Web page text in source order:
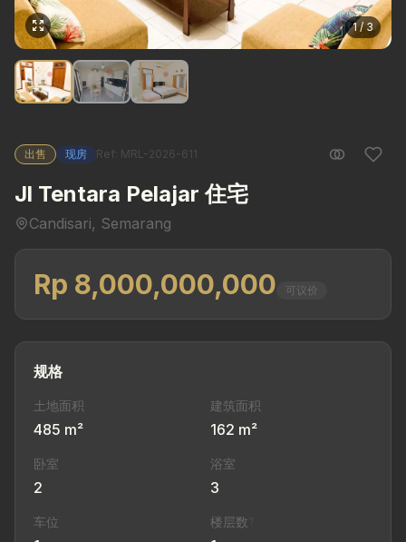
1 / 3
出售 现房 Ref: MRL-2026-611
Jl Tentara Pelajar 住宅
Candisari, Semarang
Rp 8,000,000,000 可议价
规格
土地面积
485 m²
建筑面积
162 m²
卧室
2
浴室
3
车位 楼层数